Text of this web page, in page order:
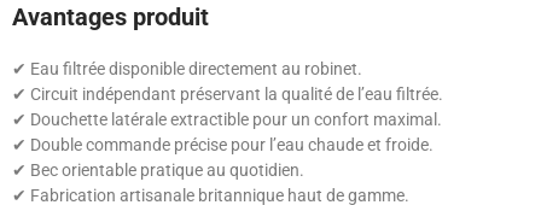
Avantages produit
✔ Eau filtrée disponible directement au robinet.
✔ Circuit indépendant préservant la qualité de l’eau filtrée.
✔ Douchette latérale extractible pour un confort maximal.
✔ Double commande précise pour l’eau chaude et froide.
✔ Bec orientable pratique au quotidien.
✔ Fabrication artisanale britannique haut de gamme.